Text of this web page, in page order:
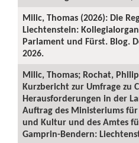
Milic, Thomas (2026): Die
Liechtenstein:
Parlament und Fürst. Blog.
2026.
Milic, Thomas; Rochat,
Kurzbericht zur Umfrage zu
Herausforderungen in der
Auftrag des Ministeriums für
und Kultur und des Amtes
Gamprin-Bendern: